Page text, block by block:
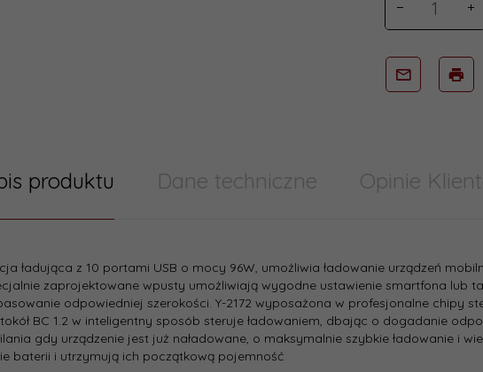
produktu Dane techniczne Opinie
ładująca z 10 portami USB o mocy 96W, umożliwia ładowanie urządzeń
zaprojektowane wpusty umożliwiają wygodne ustawienie smartfona lub
odpowiedniej szerokości. Y-2172 wyposażona w profesjonalne chipy
BC 1.2 w inteligentny sposób steruje ładowaniem, dbając o dogadanie
gdy urządzenie jest już naładowane, o maksymalnie szybkie ładowanie i
baterii i utrzymują ich początkową pojemność
160
260